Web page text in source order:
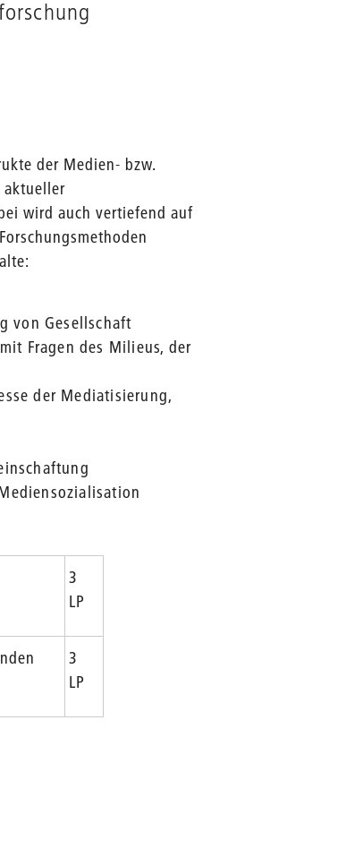
der Medien- bzw.
aktueller
wird auch vertiefend auf
von Gesellschaft
Fragen des Milieus, der
der Mediatisierung,
3
LP
3
LP